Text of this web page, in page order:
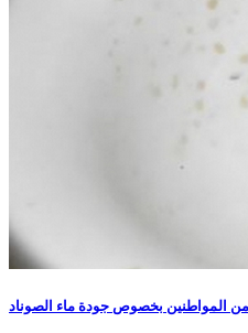
المواطنين بخصوص جودة ماء الصوناد